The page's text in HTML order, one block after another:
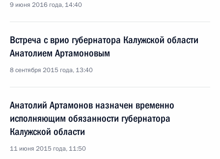
9 июня 2016 года, 14:40
Встреча с врио губернатора Калужской области
Анатолием Артамоновым
8 сентября 2015 года, 13:40
Анатолий Артамонов назначен временно
исполняющим обязанности губернатора
Калужской области
11 июня 2015 года, 11:50